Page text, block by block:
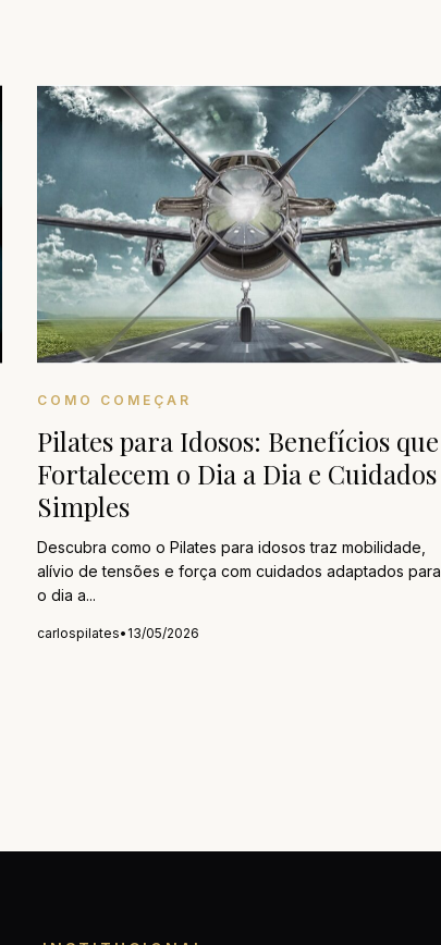
COMO COMEÇAR
Pilates para Idosos: Benefícios que
Fortalecem o Dia a Dia e Cuidados
Simples
Descubra como o Pilates para idosos traz mobilidade,
alívio de tensões e força com cuidados adaptados para
o dia a...
carlospilates• 13/05/2026